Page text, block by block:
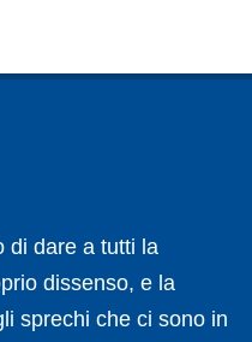
di dare a tutti la
dissenso, e la
sprechi che ci sono in